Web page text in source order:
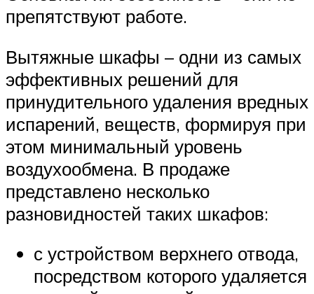
препятствуют работе.
Вытяжные шкафы – одни из самых
эффективных решений для
принудительного удаления вредных
испарений, веществ, формируя при
этом минимальный уровень
воздухообмена. В продаже
представлено несколько
разновидностей таких шкафов:
с устройством верхнего отвода,
посредством которого удаляется